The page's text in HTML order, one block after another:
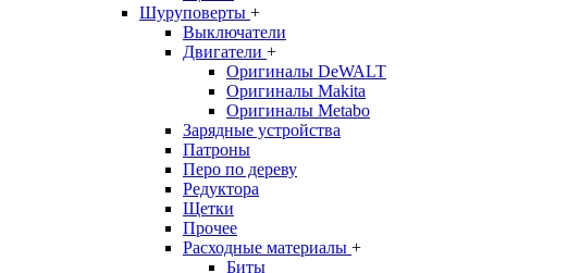
Шуруповерты +
Выключатели
Двигатели +
Оригиналы DeWALT
Оригиналы Makita
Оригиналы Metabo
Зарядные устройства
Патроны
Перо по дереву
Редуктора
Щетки
Прочее
Расходные материалы +
Биты